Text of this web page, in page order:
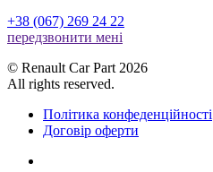
+38 (067) 269 24 22
передзвонити менi
© Renault Car Part 2026
All rights reserved.
Політика конфеденційності
Договір оферти